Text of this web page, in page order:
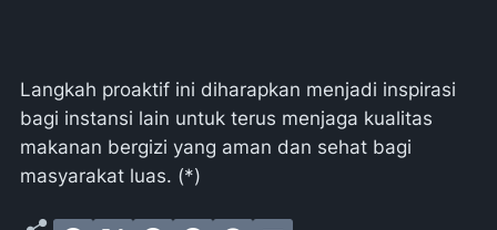
Langkah proaktif ini diharapkan menjadi inspirasi
bagi instansi lain untuk terus menjaga kualitas
makanan bergizi yang aman dan sehat bagi
masyarakat luas. (*)